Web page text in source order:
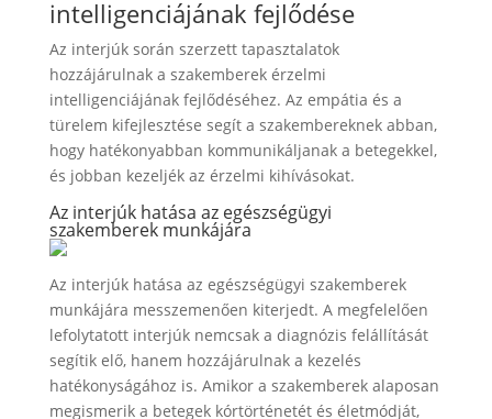
intelligenciájának fejlődése
Az interjúk során szerzett tapasztalatok
hozzájárulnak a szakemberek érzelmi
intelligenciájának fejlődéséhez. Az empátia és a
türelem kifejlesztése segít a szakembereknek abban,
hogy hatékonyabban kommunikáljanak a betegekkel,
és jobban kezeljék az érzelmi kihívásokat.
Az interjúk hatása az egészségügyi
szakemberek munkájára
Az interjúk hatása az egészségügyi szakemberek
munkájára messzemenően kiterjedt. A megfelelően
lefolytatott interjúk nemcsak a diagnózis felállítását
segítik elő, hanem hozzájárulnak a kezelés
hatékonyságához is. Amikor a szakemberek alaposan
megismerik a betegek kórtörténetét és életmódját,